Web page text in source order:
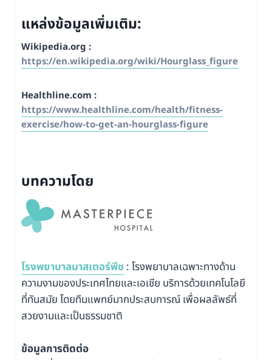
แหล่งข้อมูลเพิ่มเติม:
Wikipedia.org :
https://en.wikipedia.org/wiki/Hourglass_figure
Healthline.com :
https://www.healthline.com/health/fitness-
exercise/how-to-get-an-hourglass-figure
บทความโดย
โรงพยาบาลมาสเตอร์พีช: โรงพยาบาลเฉพาะทางด้าน
ความงามของประเทศไทยและเอเชีย บริการด้วยเทคโนโลยี
ที่ทันสมัย โดยทีมแพทย์มากประสบการณ์ เพื่อผลลัพธ์ที่
สวยงามและเป็นธรรมชาติ
ข้อมูลการติดต่อ